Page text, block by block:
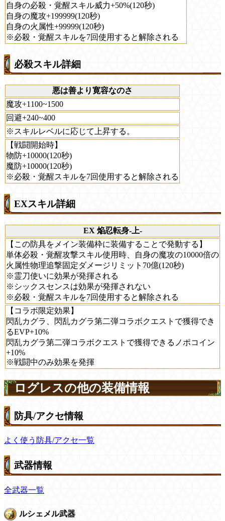
自身の必殺・覚醒スキル威力+50%(120秒)
自身の魔攻+199999(120秒)
自身の火属性+99999(120秒)
※必殺・覚醒スキルを7回使用すると解除される
必殺スキル詳細
悪は善より寛容なのさ
魔攻+1100~1500
回避+240~400
※スキルレベルに応じて上昇する。
【戦闘開始時】
物防+10000(120秒)
魔防+10000(120秒)
※必殺・覚醒スキルを7回使用すると解除される
EXスキル詳細
EX 焔忍転身-上-
【この防具をメイン装備枠に装備することで発動する】
単体必殺・覚醒攻撃スキル使用時、自身の魔攻の10000倍の
火属性物理追撃固定ダメージリミット70億(120秒)
※霊刀使いに効果が発揮される
※シックスセンスは効果が発揮されない
※必殺・覚醒スキルを7回使用すると解除される
【コラボ限定効果】
閃乱カグラ、閃乱カグラ第二弾コラボクエストで獲得でき
るEVP+10%
閃乱カグラ第二弾コラボクエストで獲得できるノポコイン
+10%
※戦闘中のみ効果を発揮
ログレスの他の装備情報
防具/アクセ情報
よく使う防具/アクセ一覧
武器情報
全武器一覧
ルシェメル武器